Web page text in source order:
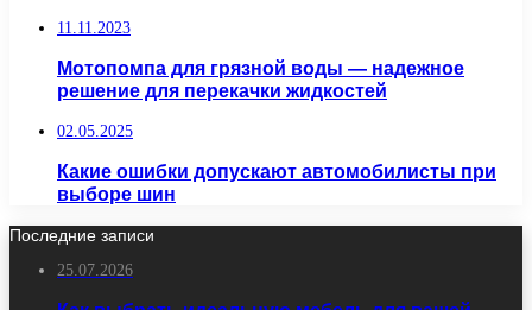
11.11.2023
Мотопомпа для грязной воды — надежное
решение для перекачки жидкостей
02.05.2025
Какие ошибки допускают автомобилисты при
выборе шин
Последние записи
25.07.2026